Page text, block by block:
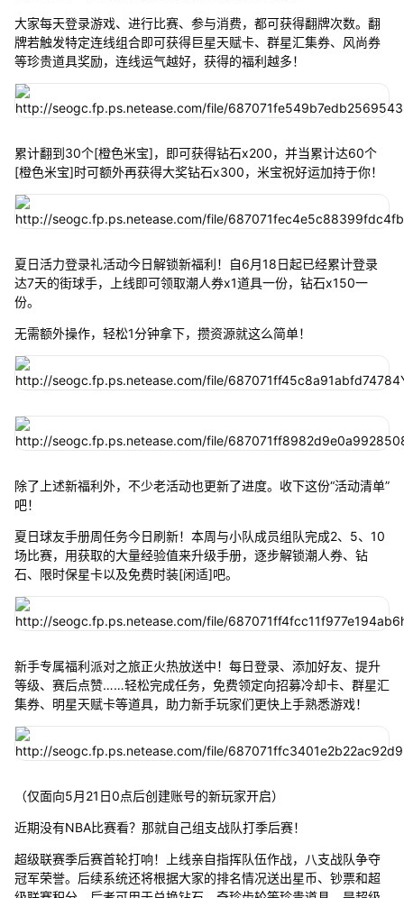
大家每天登录游戏、进行比赛、参与消费，都可获得翻牌次数。翻
牌若触发特定连线组合即可获得巨星天赋卡、群星汇集券、风尚券
等珍贵道具奖励，连线运气越好，获得的福利越多！
累计翻到30个[橙色米宝]，即可获得钻石x200，并当累计达60个
[橙色米宝]时可额外再获得大奖钻石x300，米宝祝好运加持于你！
夏日活力登录礼活动今日解锁新福利！自6月18日起已经累计登录
达7天的街球手，上线即可领取潮人券x1道具一份，钻石x150一
份。
无需额外操作，轻松1分钟拿下，攒资源就这么简单！
除了上述新福利外，不少老活动也更新了进度。收下这份“活动清单”
吧！
夏日球友手册周任务今日刷新！本周与小队成员组队完成2、5、10
场比赛，用获取的大量经验值来升级手册，逐步解锁潮人券、钻
石、限时保星卡以及免费时装[闲适]吧。
新手专属福利派对之旅正火热放送中！每日登录、添加好友、提升
等级、赛后点赞……轻松完成任务，免费领定向招募冷却卡、群星汇
集券、明星天赋卡等道具，助力新手玩家们更快上手熟悉游戏！
（仅面向5月21日0点后创建账号的新玩家开启）
近期没有NBA比赛看？那就自己组支战队打季后赛！
超级联赛季后赛首轮打响！上线亲自指挥队伍作战，八支战队争夺
冠军荣誉。后续系统还将根据大家的排名情况送出星币、钞票和超